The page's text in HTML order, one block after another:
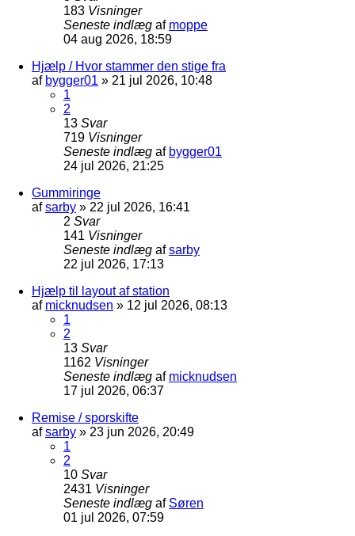
183 Visninger
Seneste indlæg af moppe
04 aug 2026, 18:59
Hjælp / Hvor stammer den stige fra
af bygger01 » 21 jul 2026, 10:48
1
2
13 Svar
719 Visninger
Seneste indlæg af bygger01
24 jul 2026, 21:25
Gummiringe
afsarby » 22 jul 2026, 16:41
2 Svar
141 Visninger
Seneste indlæg afsarby
22 jul 2026, 17:13
Hjælp til layout af station
af micknudsen » 12 jul 2026, 08:13
1
2
13 Svar
1162 Visninger
Seneste indlæg af micknudsen
17 jul 2026, 06:37
Remise / sporskifte
afsarby » 23 jun 2026, 20:49
1
2
10 Svar
2431 Visninger
Seneste indlæg af Søren
01 jul 2026, 07:59